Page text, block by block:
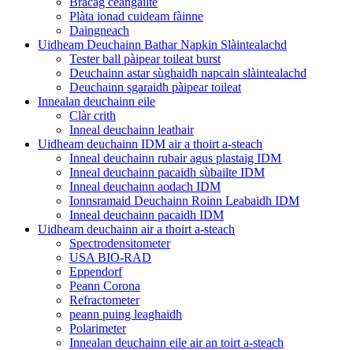
Plàta ionad cuideam fàinne
Daingneach
Uidheam Deuchainn Bathar Napkin Slàintealachd
Tester ball pàipear toileat burst
Deuchainn astar sùghaidh napcain slàintealachd
Deuchainn sgaraidh pàipear toileat
Innealan deuchainn eile
Clàr crith
Inneal deuchainn leathair
Uidheam deuchainn IDM air a thoirt a-steach
Inneal deuchainn rubair agus plastaig IDM
Inneal deuchainn pacaidh sùbailte IDM
Inneal deuchainn aodach IDM
Ionnsramaid Deuchainn Roinn Leabaidh IDM
Inneal deuchainn pacaidh IDM
Uidheam deuchainn air a thoirt a-steach
Spectrodensitometer
USA BIO-RAD
Eppendorf
Peann Corona
Refractometer
peann puing leaghaidh
Polarimeter
Innealan deuchainn eile air an toirt a-steach